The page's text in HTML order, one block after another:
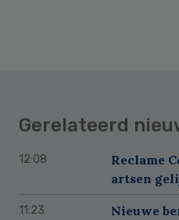
Gerelateerd
12:08
Reclame
artsen
11:23
Nieuwe